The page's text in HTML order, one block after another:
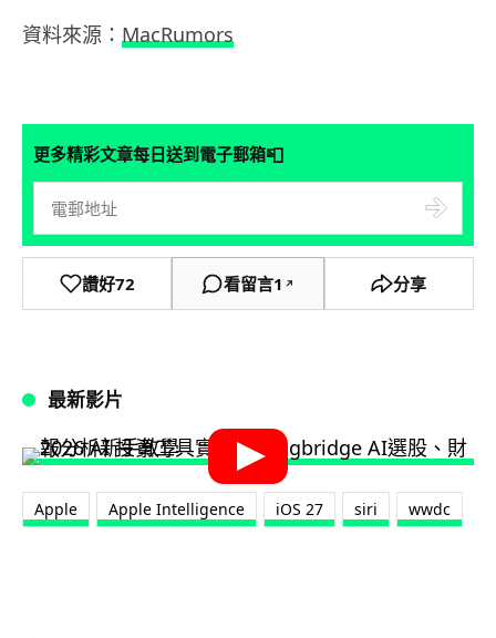
資料來源： MacRumors
更多精彩文章每日送到電子郵箱📮
讚好72 看留言1 ↗ 分享
最新影片
Apple Apple Intelligence iOS 27 siri wwdc